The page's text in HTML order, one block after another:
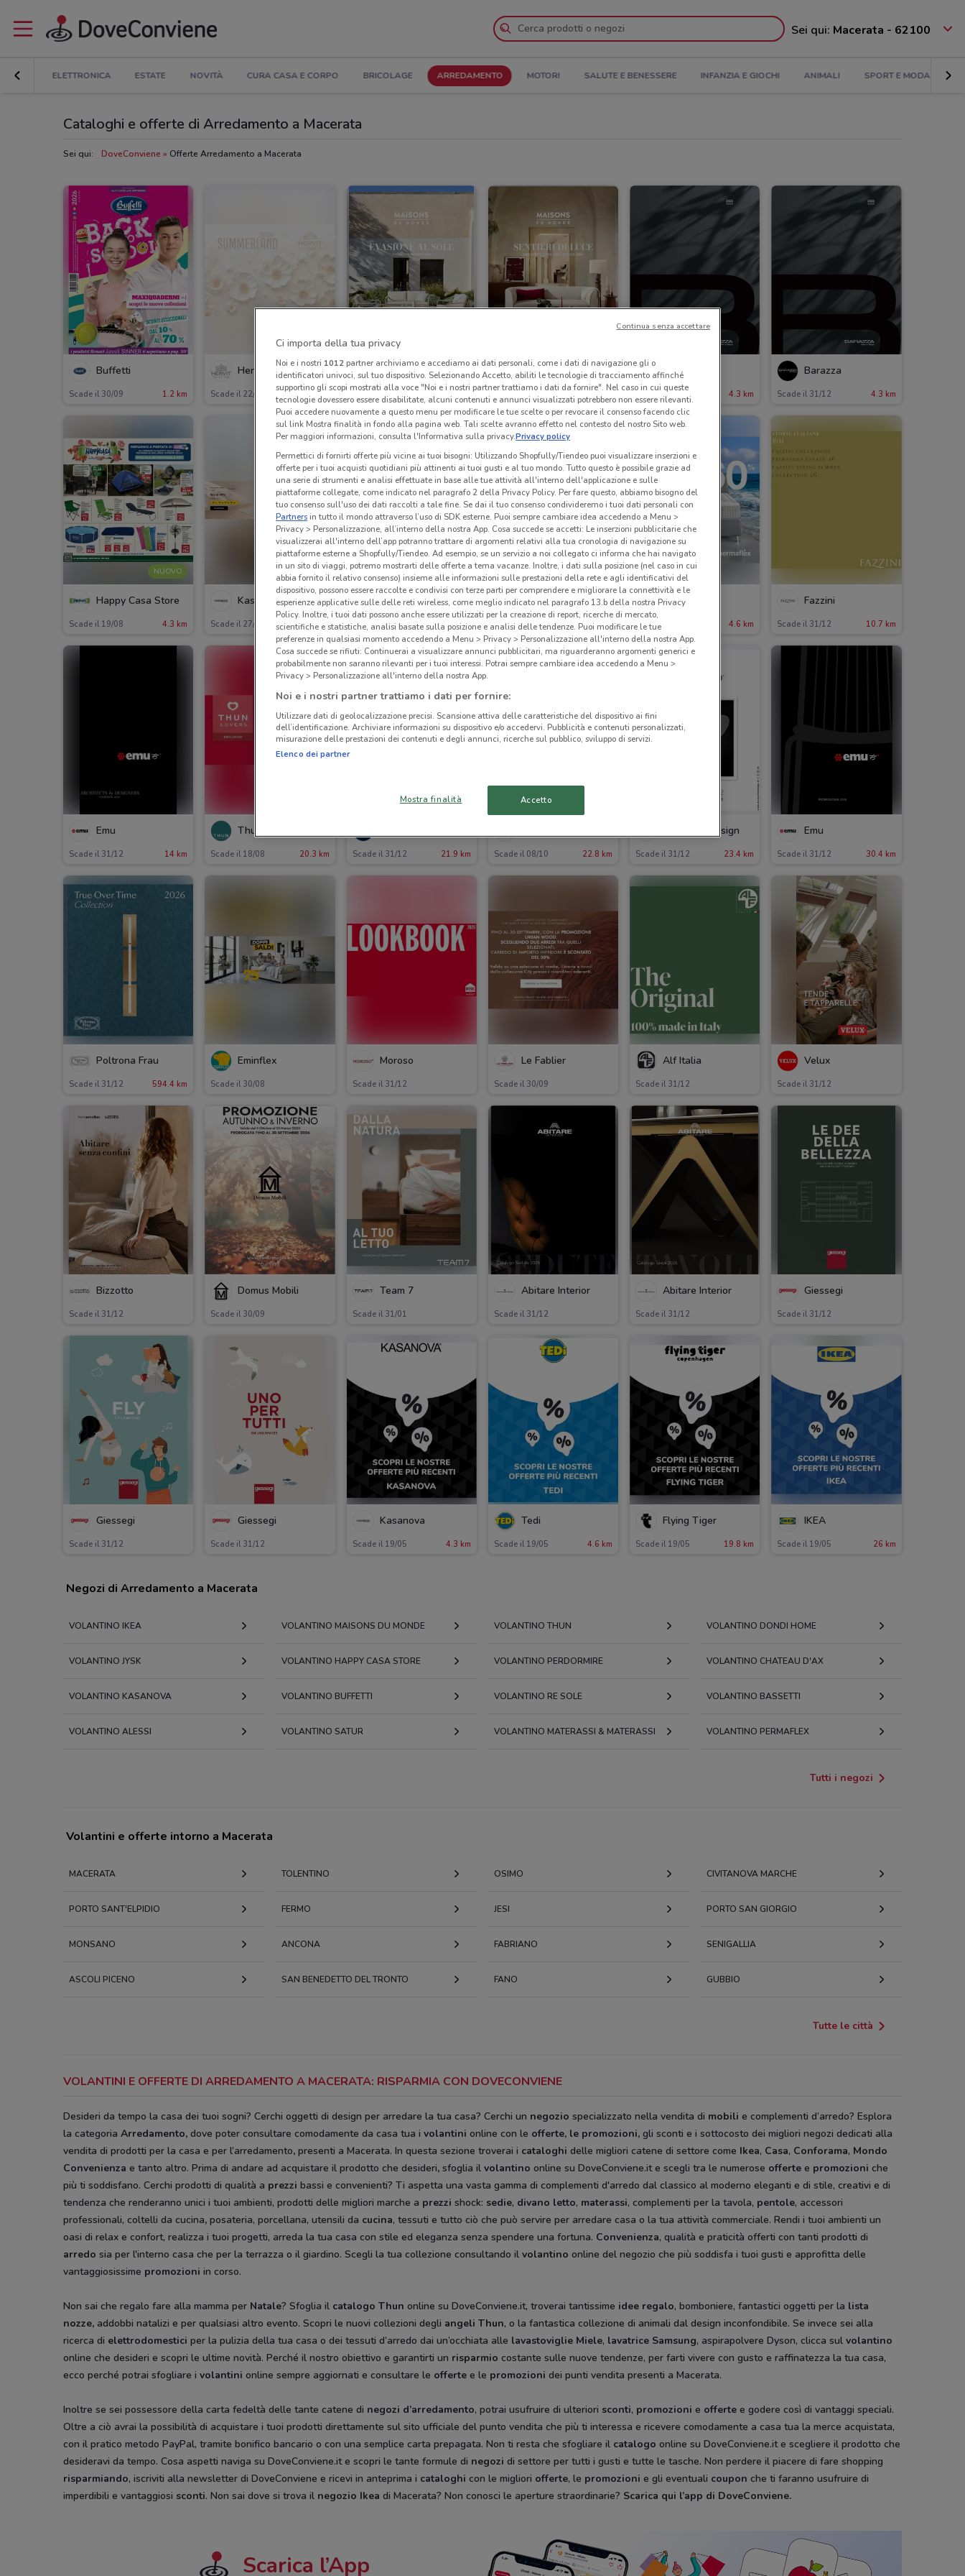
Sei qui: Macerata - 62100
ELETTRONICA ESTATE NOVITÀ CURA CASA E CORPO BRICOLAGE ARREDAMENTO MOTORI SALUTE E BENESSERE INFANZIA E GIOCHI ANIMALI SPORT E MODA
Cataloghi e offerte di Arredamento a Macerata
Sei qui: DoveConviene Offerte Arredamento a Macerata
Buffetti
Scade il 30/09 1.2 km
Hervit
Scade il 22/09 1.4 km
Maisons du Monde
Scade il 31/12
Maisons du Monde
Scade il 31/08 4 km
Barazza
Scade il 31/12 4.3 km
Barazza
Scade il 31/12 4.3 km
NUOVO
Happy Casa Store
Scade il 19/08 4.3 km
NUOVO
Kasanova
Scade il 27/08 4.3 km
NUOVO
Kasanova
Scade giovedì 4.3 km
Creo Kitchen
Scade il 28/02 4.4 km
Permaflex
Scade il 19/08 4.6 km
Fazzini
Scade il 31/12 10.7 km
Emu
Scade il 31/12 14 km
Thun
Scade il 18/08 20.3 km Scade il 31/12 21.9 km Scade il 08/10 22.8 km
Manuello Design
Scade il 31/12 23.4 km
Emu
Scade il 31/12 30.4 km
Poltrona Frau
Scade il 31/12 594.4 km
Eminflex
Scade il 30/08
Moroso
Scade il 31/12
Le Fablier
Scade il 30/09
Alf Italia
Scade il 31/12
Velux
Scade il 31/12
Bizzotto
Scade il 31/12
Domus Mobili
Scade il 30/09
Team 7
Scade il 31/01
Abitare Interior
Scade il 31/12
Abitare Interior
Scade il 31/12
Giessegi
Scade il 31/12
Giessegi
Scade il 31/12
Giessegi
Scade il 31/12
Kasanova
Scade il 19/05 4.3 km
Tedi
Scade il 19/05 4.6 km
Flying Tiger
Scade il 19/05 19.8 km
IKEA
Scade il 19/05 26 km
Negozi di Arredamento a Macerata
VOLANTINO IKEA VOLANTINO MAISONS DU MONDE VOLANTINO THUN VOLANTINO DONDI HOME
VOLANTINO JYSK VOLANTINO HAPPY CASA STORE VOLANTINO PERDORMIRE VOLANTINO CHATEAU D'AX
VOLANTINO KASANOVA VOLANTINO BUFFETTI VOLANTINO RE SOLE VOLANTINO BASSETTI
VOLANTINO ALESSI VOLANTINO SATUR VOLANTINO MATERASSI & MATERASSI VOLANTINO PERMAFLEX
Tutti i negozi
Volantini e offerte intorno a Macerata
MACERATA TOLENTINO OSIMO CIVITANOVA MARCHE
PORTO SANT'ELPIDIO FERMO JESI PORTO SAN GIORGIO
MONSANO ANCONA FABRIANO SENIGALLIA
ASCOLI PICENO SAN BENEDETTO DEL TRONTO FANO GUBBIO
Tutte le città
VOLANTINI E OFFERTE DI ARREDAMENTO A MACERATA: RISPARMIA CON DOVECONVIENE
Desideri da tempo la casa dei tuoi sogni? Cerchi oggetti di design per arredare la tua casa? Cerchi un negozio specializzato nella vendita di mobili e complementi d’arredo? Esplora
la categoria Arredamento, dove poter consultare comodamente da casa tua i volantini online con le offerte, le promozioni, gli sconti e i sottocosto dei migliori negozi dedicati alla
vendita di prodotti per la casa e per l’arredamento, presenti a Macerata. In questa sezione troverai i cataloghi delle migliori catene di settore come Ikea, Casa, Conforama, Mondo
Convenienza e tanto altro. Prima di andare ad acquistare il prodotto che desideri, sfoglia il volantino online su DoveConviene.it e scegli tra le numerose offerte e promozioni che
più ti soddisfano. Cerchi prodotti di qualità a prezzi bassi e convenienti? Ti aspetta una vasta gamma di complementi d'arredo dal classico al moderno eleganti e di stile, creativi e di
tendenza che renderanno unici i tuoi ambienti, prodotti delle migliori marche a prezzi shock: sedie, divano letto, materassi, complementi per la tavola, pentole, accessori
professionali, coltelli da cucina, posateria, porcellana, utensili da cucina, tessuti e tutto ciò che può servire per arredare casa o la tua attività commerciale. Rendi i tuoi ambienti un
oasi di relax e confort, realizza i tuoi progetti, arreda la tua casa con stile ed eleganza senza spendere una fortuna. Convenienza, qualità e praticità offerti con tanti prodotti di
arredo sia per l'interno casa che per la terrazza o il giardino. Scegli la tua collezione consultando il volantino online del negozio che più soddisfa i tuoi gusti e approfitta delle
vantaggiosissime promozioni in corso.
Non sai che regalo fare alla mamma per Natale? Sfoglia il catalogo Thun online su DoveConviene.it, troverai tantissime idee regalo, bomboniere, fantastici oggetti per la lista
nozze, addobbi natalizi e per qualsiasi altro evento. Scopri le nuovi collezioni degli angeli Thun, o la fantastica collezione di animali dal design inconfondibile. Se invece sei alla
ricerca di elettrodomestici per la pulizia della tua casa o dei tessuti d’arredo dai un’occhiata alle lavastoviglie Miele, lavatrice Samsung, aspirapolvere Dyson, clicca sul volantino
online che desideri e scopri le ultime novità. Perché il nostro obiettivo e garantirti un risparmio costante sulle nuove tendenze, per farti vivere con gusto e raffinatezza la tua casa,
ecco perché potrai sfogliare i volantini online sempre aggiornati e consultare le offerte e le promozioni dei punti vendita presenti a Macerata.
Inoltre se sei possessore della carta fedeltà delle tante catene di negozi d’arredamento, potrai usufruire di ulteriori sconti, promozioni e offerte e godere così di vantaggi speciali.
Oltre a ciò avrai la possibilità di acquistare i tuoi prodotti direttamente sul sito ufficiale del punto vendita che più ti interessa e ricevere comodamente a casa tua la merce acquistata,
con il pratico metodo PayPal, tramite bonifico bancario o con una semplice carta prepagata. Non ti resta che sfogliare il catalogo online su DoveConviene.it e scegliere il prodotto che
desideravi da tempo. Cosa aspetti naviga su DoveConviene.it e scopri le tante formule di negozi di settore per tutti i gusti e tutte le tasche. Non perdere il piacere di fare shopping
risparmiando, iscriviti alla newsletter di DoveConviene e ricevi in anteprima i cataloghi con le migliori offerte, le promozioni e gli eventuali coupon che ti faranno usufruire di
imperdibili e vantaggiosi sconti. Non sai dove si trova il negozio Ikea di Macerata? Non conosci le aperture straordinarie? Scarica qui l’app di DoveConviene.
Scarica l’App
Ci importa della tua privacy
Noi e i nostri 1012partner archiviamo e accediamo ai dati personali, come i dati di navigazione gli o
identificatori univoci, sul tuo dispositivo. Selezionando Accetto, abiliti le tecnologie di tracciamento affinché
supportino gli scopi mostrati alla voce "Noi e i nostri partner trattiamo i dati da fornire". Nel caso in cui queste
tecnologie dovessero essere disabilitate, alcuni contenuti e annunci visualizzati potrebbero non essere rilevanti.
Puoi accedere nuovamente a questo menu per modificare le tue scelte o per revocare il consenso facendo clic
sul link Mostra finalità in fondo alla pagina web. Tali scelte avranno effetto nel contesto del nostro Sito web.
Per maggiori informazioni, consulta l'Informativa sulla privacy.Privacy policy
Permettici di fornirti offerte più vicine ai tuoi bisogni: Utilizzando Shopfully/Tiendeo puoi visualizzare inserzioni e
offerte per i tuoi acquisti quotidiani più attinenti ai tuoi gusti e al tuo mondo. Tutto questo è possibile grazie ad
una serie di strumenti e analisi effettuate in base alle tue attività all'interno dell'applicazione e sulle
piattaforme collegate, come indicato nel paragrafo 2 della Privacy Policy. Per fare questo, abbiamo bisogno del
tuo consenso sull'uso dei dati raccolti a tale fine. Se dai il tuo consenso condivideremo i tuoi dati personali con
Partnersin tutto il mondo attraverso l’uso di SDK esterne. Puoi sempre cambiare idea accedendo a Menu >
Privacy > Personalizzazione, all’interno della nostra App. Cosa succede se accetti: Le inserzioni pubblicitarie che
visualizzerai all'interno dell’app potranno trattare di argomenti relativi alla tua cronologia di navigazione su
piattaforme esterne a Shopfully/Tiendeo. Ad esempio, se un servizio a noi collegato ci informa che hai navigato
in un sito di viaggi, potremo mostrarti delle offerte a tema vacanze. Inoltre, i dati sulla posizione (nel caso in cui
abbia fornito il relativo consenso) insieme alle informazioni sulle prestazioni della rete e agli identificativi del
dispositivo, possono essere raccolte e condivisi con terze parti per comprendere e migliorare la connettività e le
esperienze applicative sulle delle reti wireless, come meglio indicato nel paragrafo 13.b della nostra Privacy
Policy. Inoltre, i tuoi dati possono anche essere utilizzati per la creazione di report, ricerche di mercato,
scientifiche e statistiche, analisi basate sulla posizione e analisi delle tendenze. Puoi modificare le tue
preferenze in qualsiasi momento accedendo a Menu > Privacy > Personalizzazione all'interno della nostra App.
Cosa succede se rifiuti: Continuerai a visualizzare annunci pubblicitari, ma riguarderanno argomenti generici e
probabilmente non saranno rilevanti per i tuoi interessi. Potrai sempre cambiare idea accedendo a Menu >
Privacy > Personalizzazione all'interno della nostra App.
Noi e i nostri partner trattiamo i dati per fornire:
Utilizzare dati di geolocalizzazione precisi. Scansione attiva delle caratteristiche del dispositivo ai fini
dell’identificazione. Archiviare informazioni su dispositivo e/o accedervi. Pubblicità e contenuti personalizzati,
misurazione delle prestazioni dei contenuti e degli annunci, ricerche sul pubblico, sviluppo di servizi.
Elenco dei partner
Mostra finalità Accetto
Continua senza accettare